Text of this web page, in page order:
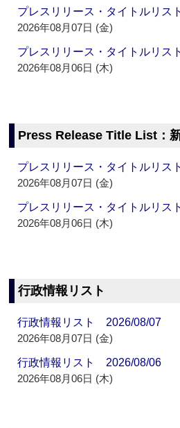
プレスリリース・タイトルリ
2026年08月07日 (金)
プレスリリース・タイトルリ
2026年08月06日 (木)
Press Release Title List：
プレスリリース・タイトルリ
2026年08月07日 (金)
プレスリリース・タイトルリ
2026年08月06日 (木)
行政情報リスト
行政情報リスト 2026/08/07
2026年08月07日 (金)
行政情報リスト 2026/08/06
2026年08月06日 (木)